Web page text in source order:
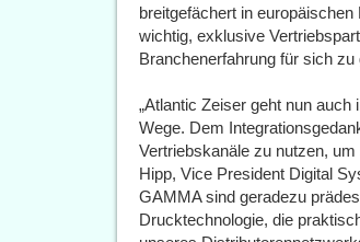
breitgefächert in
wichtig, exklusive
Branchenerfahrung für sich zu
„Atlantic Zeiser geht nun
Wege. Dem
Vertriebskanäle zu nutzen,
Hipp, Vice President Digital
GAMMA sind geradezu
Drucktechnologie, die